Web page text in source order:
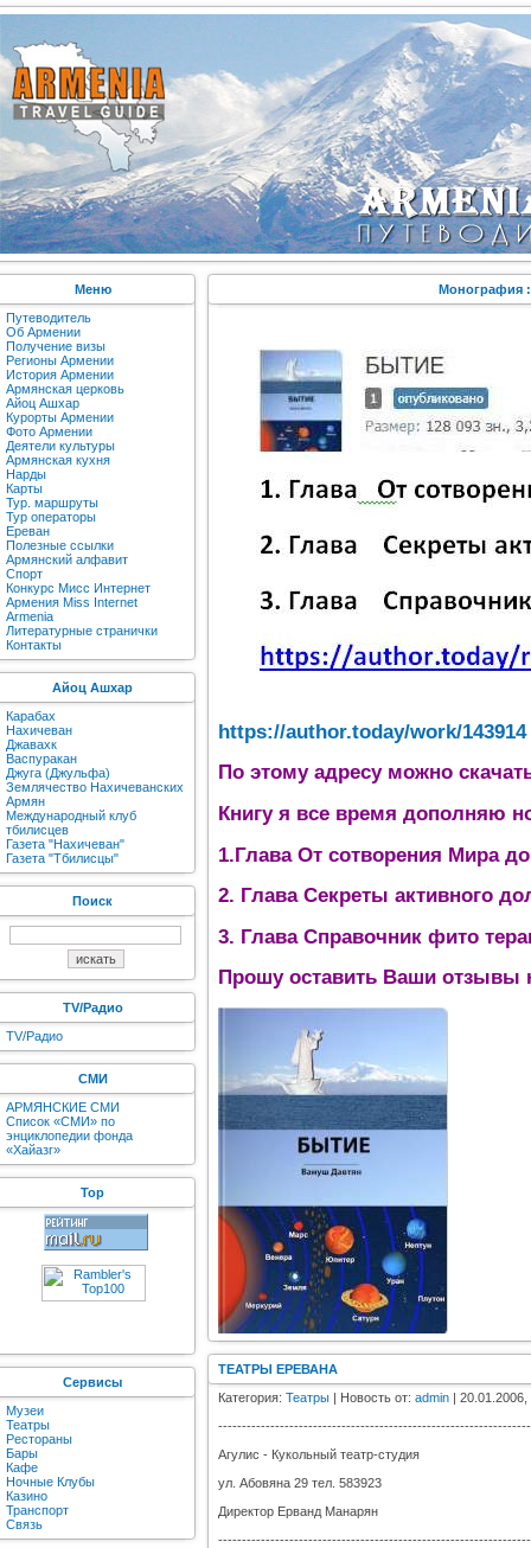
Меню
Путеводитель
Об Армении
Получение визы
Регионы Армении
История Армении
Армянская церковь
Айоц Ашхар
Курорты Армении
Фото Армении
Деятели культуры
Армянская кухня
Нарды
Карты
Тур. маршруты
Тур операторы
Ереван
Полезные ссылки
Армянский алфавит
Спорт
Конкурс Мисс Интернет
Армения Miss Internet
Armenia
Литературные странички
Контакты
Айоц Ашхар
Карабах
Нахичеван
Джавахк
Васпуракан
Джуга (Джульфа)
Землячество Нахичеванских
Армян
Международный клуб
тбилисцев
Газета "Нахичеван"
Газета "Тбилисцы"
Поиск
TV/Радио
TV/Радио
СМИ
АРМЯНСКИЕ СМИ
Список «СМИ» по
энциклопедии фонда
«Хайазг»
Top
Сервисы
Музеи
Театры
Рестораны
Бары
Кафе
Ночные Клубы
Казино
Транспорт
Связь
Монография
https://author.today/work/143914
По этому адресу можно
Книгу я все время дополняю
1.Глава От сотворения Мира
2. Глава Секреты активного
3. Глава Справочник фито
Прошу оставить Ваши отзывы
ТЕАТРЫ ЕРЕВАНА
Категория: Театры | Новость от: admin | 20.01.2006,
Агулис - Кукольный театр-студия
ул. Абовяна 29 тел. 583923
Директор Ерванд Манарян